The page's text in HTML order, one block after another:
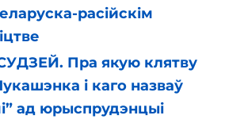
расійскім
Пра якую клятву
і каго назваў
ад юрыспрудэнцыі